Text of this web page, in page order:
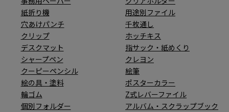
紙折り機
用途別ファイル
穴あけパンチ
千枚通し
クリップ
ホッチキス
デスクマット
指サック・紙めくり
シャープペン
クレヨン
クーピーペンシル
絵筆
絵の具・塗料
ポスターカラー
輪ゴム
Z式レバーファイル
個別フォルダー
アルバム・スクラップブック